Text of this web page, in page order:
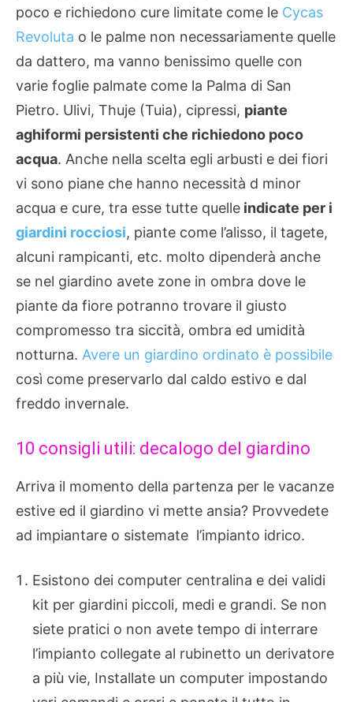
poco e richiedono cure limitate come le Cycas
Revoluta o le palme non necessariamente quelle
da dattero, ma vanno benissimo quelle con
varie foglie palmate come la Palma di San
Pietro. Ulivi, Thuje (Tuia), cipressi, piante
aghiformi persistenti che richiedono poco
acqua. Anche nella scelta egli arbusti e dei fiori
vi sono piane che hanno necessità d minor
acqua e cure, tra esse tutte quelle indicate per i
giardini rocciosi, piante come l’alisso, il tagete,
alcuni rampicanti, etc. molto dipenderà anche
se nel giardino avete zone in ombra dove le
piante da fiore potranno trovare il giusto
compromesso tra siccità, ombra ed umidità
notturna. Avere un giardino ordinato è possibile
così come preservarlo dal caldo estivo e dal
freddo invernale.
10 consigli utili: decalogo del giardino
Arriva il momento della partenza per le vacanze
estive ed il giardino vi mette ansia? Provvedete
ad impiantare o sistemate l’impianto idrico.
Esistono dei computer centralina e dei validi
kit per giardini piccoli, medi e grandi. Se non
siete pratici o non avete tempo di interrare
l’impianto collegate al rubinetto un derivatore
a più vie, Installate un computer impostando